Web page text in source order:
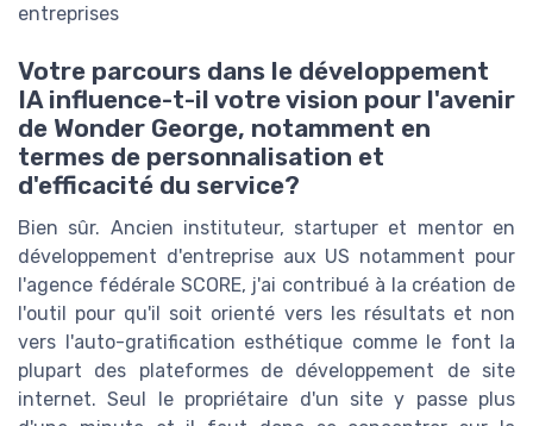
entreprises
Votre parcours dans le développement
IA influence-t-il votre vision pour l'avenir
de Wonder George, notamment en
termes de personnalisation et
d'efficacité du service?
Bien sûr. Ancien instituteur, startuper et mentor en
développement d'entreprise aux US notamment pour
l'agence fédérale SCORE, j'ai contribué à la création de
l'outil pour qu'il soit orienté vers les résultats et non
vers l'auto-gratification esthétique comme le font la
plupart des plateformes de développement de site
internet. Seul le propriétaire d'un site y passe plus